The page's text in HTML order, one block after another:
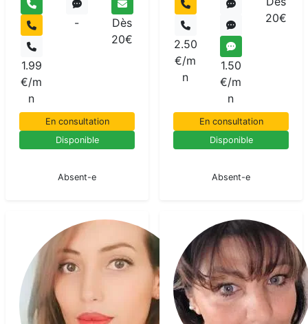
1.99
€/m
n
-
Dès
20€
En consultation
Disponible
Absent-e
2.50
€/m
n
1.50
€/m
n
20€
En consultation
Disponible
Absent-e
Dolores
Voyant